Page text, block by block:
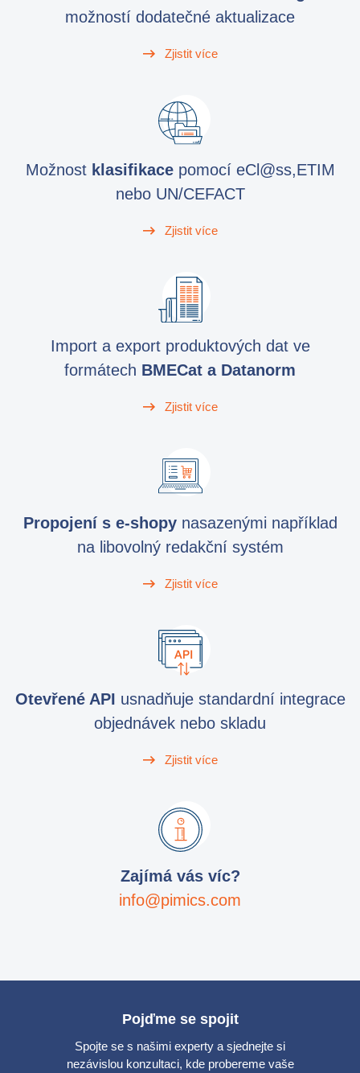
možností dodatečné aktualizace
Zjistit více
Možnost klasifikace pomocí eCl@ss,ETIM
nebo UN/CEFACT
Zjistit více
Import a export produktových dat ve
formátech BMECat a Datanorm
Zjistit více
Propojení s e-shopynasazenými například
na libovolný redakční systém
Zjistit více
Otevřené API usnadňuje standardní integrace
objednávek nebo skladu
Zjistit více
Zajímá vás víc?
info@pimics.com
Pojďme se spojit
Spojte se s našimi experty a sjednejte si
nezávislou konzultaci, kde probereme vaše